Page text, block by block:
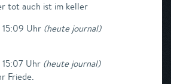
tot auch ist im keller
15:09 Uhr (heute journal)
15:07 Uhr (heute journal)
Friede.